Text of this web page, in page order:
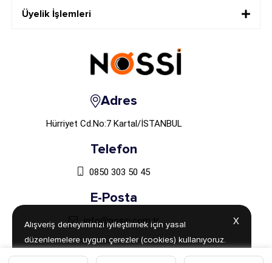
X
Alışveriş deneyiminizi iyileştirmek için yasal
düzenlemelere uygun çerezler (cookies) kullanıyoruz.
Detaylı bilgiyeAydınlatma Metnisayfamızdan
Üyelik İşlemleri
Adres
Hürriyet Cd.No:7 Kartal/İSTANBUL
Telefon
0850 303 50 45
E-Posta
info@nossi.com.tr X
Alışveriş deneyiminizi iyileştirmek için yasal
düzenlemelere uygun çerezler (cookies) kullanıyoruz.
Detaylı bilgiyeAydınlatma Metnisayfamızdan